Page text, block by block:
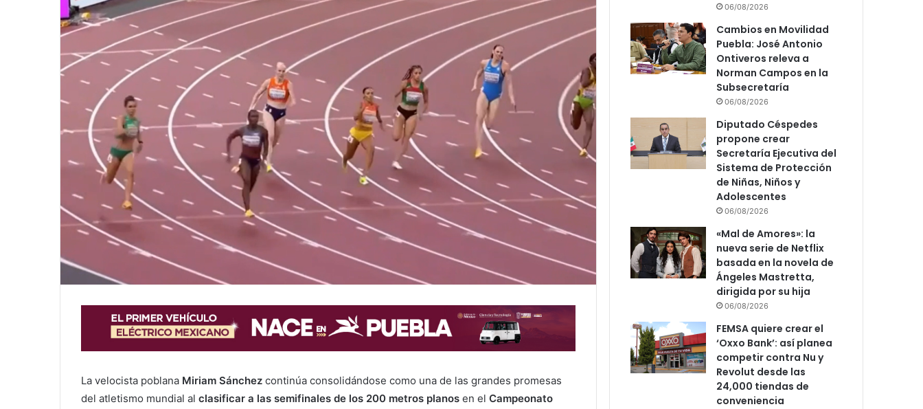
La velocista poblana Miriam Sánchez continúa consolidándose como una de las grandes promesas
del atletismo mundial al clasificar a las semifinales de los 200 metros planos en el Campeonato
06/08/2026
Cambios en Movilidad
Puebla: José Antonio
Ontiveros releva a
Norman Campos en la
Subsecretaría
06/08/2026
Diputado Céspedes
propone crear
Secretaría Ejecutiva del
Sistema de Protección
de Niñas, Niños y
Adolescentes
06/08/2026
«Mal de Amores»: la
nueva serie de Netflix
basada en la novela de
Ángeles Mastretta,
dirigida por su hija
06/08/2026
FEMSA quiere crear el
‘Oxxo Bank’: así planea
competir contra Nu y
Revolut desde las
24,000 tiendas de
conveniencia